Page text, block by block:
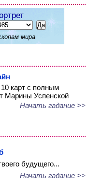
мира
10 карт с полным
Марины Успенской
Начать гадание >>
будущего...
Начать гадание >>